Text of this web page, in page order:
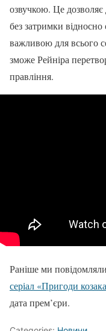
озвучкою. Це дозволяє
без затримки відносно
важливою для всього
зможе Рейніра
правління.
Раніше ми
серіал «Пригоди
дата прем’єри.